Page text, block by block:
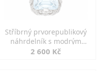
Stříbrný prvorepublikový
náhrdelník s modrým
spinelem
2 600 Kč